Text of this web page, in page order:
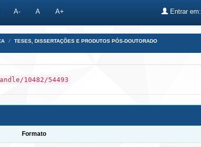
A- A A+ Entrar em:
TESES, DISSERTAÇÕES E PRODUTOS PÓS-DOUTORADO
10482/54493
Formato